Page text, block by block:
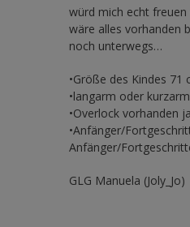
würd mich echt
wäre alles vorhanden
noch unterwegs…
•Größe des Kindes
•langarm oder
•Overlock vorhanden ja
•Anfänger/
Anfänger/
GLG Manuela (Joly_Jo)